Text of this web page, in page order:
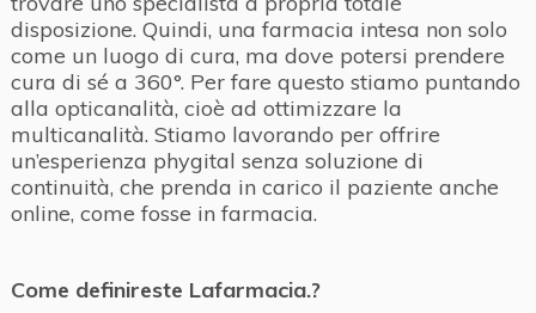
disposizione. Quindi, una farmacia intesa non solo
come un luogo di cura, ma dove potersi prendere
cura di sé a 360°. Per fare questo stiamo puntando
alla opticanalità, cioè ad ottimizzare la
multicanalità. Stiamo lavorando per offrire
un’esperienza phygital senza soluzione di
continuità, che prenda in carico il paziente anche
online, come fosse in farmacia.
Come definireste Lafarmacia.?